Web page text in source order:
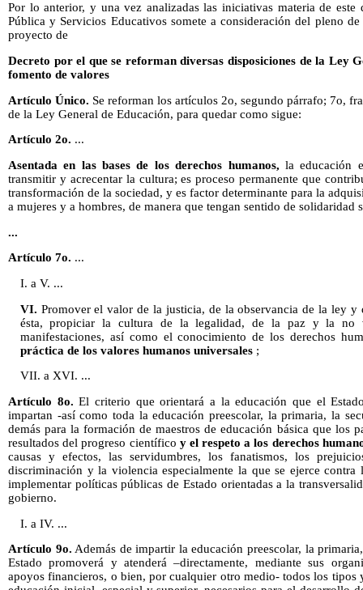
Por lo anterior, y una vez analizadas las iniciativas materia de
Pública y Servicios Educativos somete a consideración del pleno
proyecto de
Decreto por el que se reforman diversas disposiciones de la Ley
fomento de valores
Artículo Único. Se reforman los artículos 2o, segundo párrafo; 7o,
de la Ley General de Educación, para quedar como sigue:
Artículo 2o. ...
Asentada en las bases de los derechos humanos, la educación
transmitir y acrecentar la cultura; es proceso permanente que
transformación de la sociedad, y es factor determinante para la
a mujeres y a hombres, de manera que tengan sentido de solidaridad
...
Artículo 7o. ...
I. a V. ...
VI. Promover el valor de la justicia, de la observancia de la ley
ésta, propiciar la cultura de la legalidad, de la paz y la no
manifestaciones, así como el conocimiento de los derechos
práctica de los valores humanos universales;
VII. a XVI. ...
Artículo 8o. El criterio que orientará a la educación que el
impartan -así como toda la educación preescolar, la primaria, la
demás para la formación de maestros de educación básica que los
resultados del progreso científico y el respeto a los derechos
causas y efectos, las servidumbres, los fanatismos, los
discriminación y la violencia especialmente la que se ejerce
implementar políticas públicas de Estado orientadas a la
gobierno.
I. a IV. ...
Artículo 9o. Además de impartir la educación preescolar, la
Estado promoverá y atenderá –directamente, mediante sus
apoyos financieros, o bien, por cualquier otro medio- todos los tipos